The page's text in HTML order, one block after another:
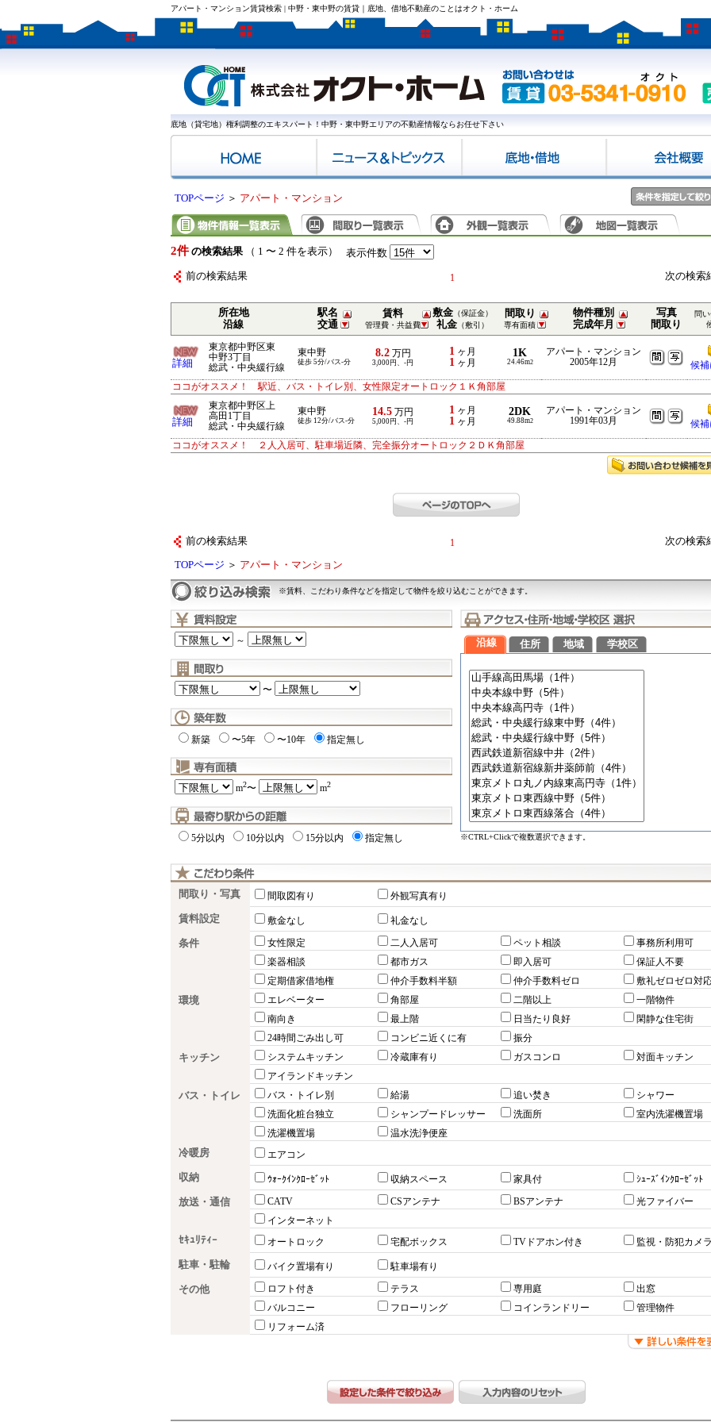
アパート・マンション賃貸検索 | 中野・東中野の賃貸｜底地、借地不動産のことはオクト・ホーム
底地（貸宅地）権利調整のエキスパート！中野・東中野エリアの不動産情報ならお任せ下さい
TOPページ ＞ アパート・マンション
2件 の検索結果（ 1 〜 2 件を表示） 表示件数
前の検索結果 1 次の検
所在地
沿線
駅名
交通
賃料
管理費・共益費
敷金 （保証金）
礼金 （敷引）
間取り
専有面積
物件種別
完成年月
写真
間取り
問
詳細
東京都中野区東
中野3丁目
総武・中央緩行線
東中野
徒歩 5分/バス-分
8.2万円
3,000円、-円
1 ヶ月
1 ヶ月
1K
24.46m2
アパート・マンション
2005年12月
候補
ココがオススメ！ 駅近、バス・トイレ別、女性限定オートロック１Ｋ角部屋
詳細
東京都中野区上
高田1丁目
総武・中央緩行線
東中野
徒歩 12分/バス-分
14.5 万円
5,000円、-円
1 ヶ月
1 ヶ月
2DK
49.88m2
アパート・マンション
1991年03月
候補
ココがオススメ！ ２人入居可、駐車場近隣、完全振分オートロック２ＤＫ角部屋
前の検索結果 1 次の検
TOPページ ＞ アパート・マンション
※賃料、こだわり条件などを指定して物件を絞り込むことができます。
～
〜
新築 〜5年 〜10年 指定無し
m2〜 m2
5分以内 10分以内 15分以内 指定無し
沿線 住所 地域 学校区
※CTRL+Clickで複数選択できます。
間取り・写真 間取図有り 外観写真有り
賃料設定 敷金なし 礼金なし
条件 女性限定 二人入居可 ペット相談
事務所利用可
楽器相談
都市ガス 即入居可
保証人不要
定期借家借地権
仲介手数料半額 仲介手数料ゼロ 敷礼ゼロゼロ対
環境 エレベーター 角部屋 二階以上
一階物件
南向き
最上階 日当たり良好
閑静な住宅街
24時間ごみ出し可
コンビニ近くに有 振分
キッチン システムキッチン 冷蔵庫有り ガスコンロ
対面キッチン
アイランドキッチン
バス・トイレ バス・トイレ別 給湯 追い焚き
シャワー
洗面化粧台独立
シャンプードレッサー 洗面所
室内洗濯機置場
洗濯機置場
温水洗浄便座
冷暖房 エアコン
収納 ｳｫｰｸｲﾝｸﾛｰｾﾞｯﾄ 収納スペース 家具付 ｼｭｰｽﾞｲﾝｸﾛｰｾﾞｯﾄ
放送・通信 CATV CSアンテナ BSアンテナ
光ファイバー
インターネット
ｾｷｭﾘﾃｨｰ オートロック 宅配ボックス TVドアホン付き 監視・防犯カメ
駐車・駐輪 バイク置場有り 駐車場有り
その他 ロフト付き テラス 専用庭
出窓
バルコニー
フローリング コインランドリー
管理物件
リフォーム済